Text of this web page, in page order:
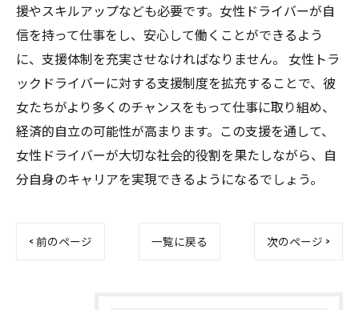
援やスキルアップなども必要です。女性ドライバーが自
信を持って仕事をし、安心して働くことができるよう
に、支援体制を充実させなければなりません。 女性トラ
ックドライバーに対する支援制度を拡充することで、彼
女たちがより多くのチャンスをもって仕事に取り組め、
経済的自立の可能性が高まります。この支援を通して、
女性ドライバーが大切な社会的役割を果たしながら、自
分自身のキャリアを実現できるようになるでしょう。
< 前のページ 一覧に戻る 次のページ >